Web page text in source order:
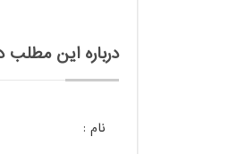
درباره این مطلب
نام :